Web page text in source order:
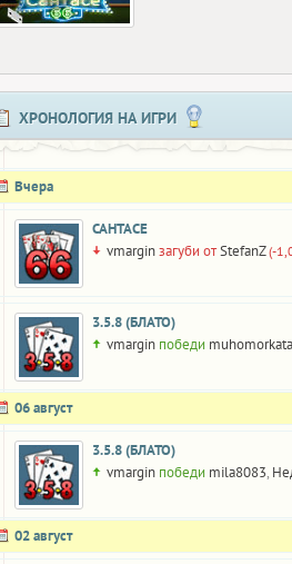
ХРОНОЛОГИЯ НА ИГРИ
Вчера
САНТАСЕ
vmarginзагуби отStefanZ (-
3.5.8 (БЛАТО)
vmargin победи muhomorkata
06 август
3.5.8 (БЛАТО)
vmargin победи mila8083,
02 август